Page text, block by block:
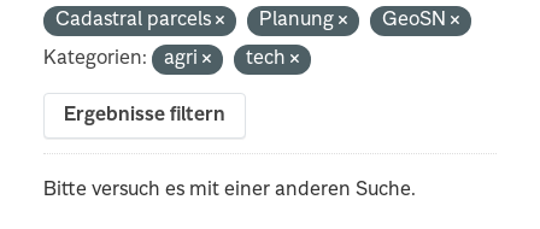
Cadastral parcels
Planung
GeoSN
Kategorien:
agri tech
Ergebnisse filtern
Bitte versuch es mit einer anderen Suche.